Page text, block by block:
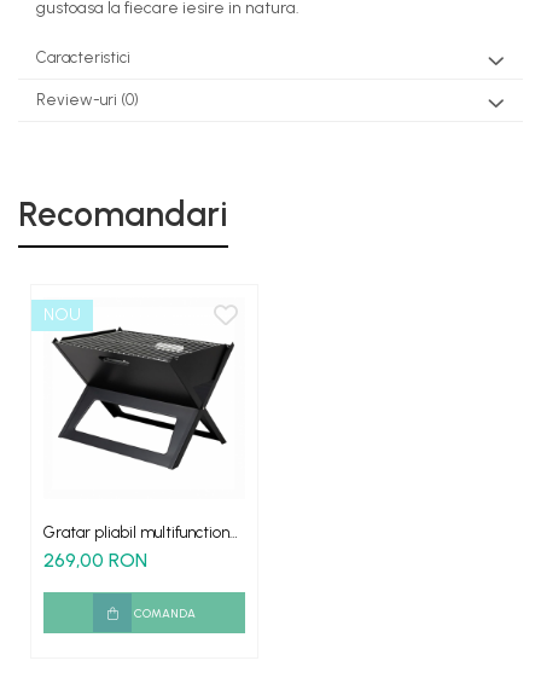
gustoasa la fiecare iesire in natura.
Caracteristici
Review-uri (0)
Recomandari
NOU
Gratar pliabil multifunctional
metalic pentru camping
269,00 RON
COMANDA